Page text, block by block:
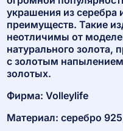
украшения из серебра
преимуществ. Такие
неотличимы от
натурального золота,
с золотым
золотых.
Фирма: Volleylife
Материал: серебро